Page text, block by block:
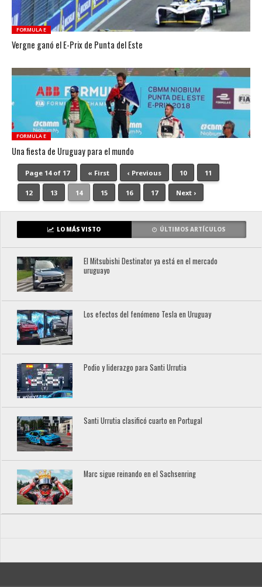
FORMULA E
Vergne ganó el E-Prix de Punta del Este
FORMULA E
Una fiesta de Uruguay para el mundo
Page 14 of 17 « First ‹ Previous 10 11
12 13 14 15 16 17 Next ›
LO MÁS VISTO ÚLTIMOS ARTÍCULOS
El Mitsubishi Destinator ya está en el mercado
uruguayo
Los efectos del fenómeno Tesla en Uruguay
Podio y liderazgo para Santi Urrutia
Santi Urrutia clasificó cuarto en Portugal
Marc sigue reinando en el Sachsenring